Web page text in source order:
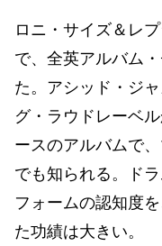
ロニ・サイズ＆レ
で、全英アルバム
た。アシッド・ジ
グ・ラウドレーベ
ースのアルバムで
でも知られる。ド
フォームの認知度
た功績は大きい。